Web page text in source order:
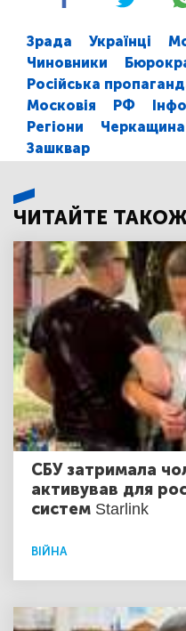
Зрада Українці
Чиновники
Російська
Московія
РФ
Регіони
Черкащина
Зашквар
ЧИТАЙТЕ
СБУ затримала
активував для
систем Starlink
ВІЙНА